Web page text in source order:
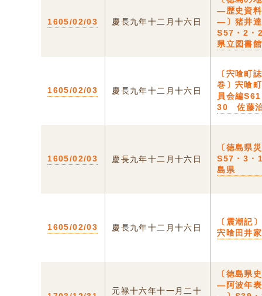
1605/02/03 慶長九年十二月十六日
―歴史資
―〕猪井
S57・2・
県立図書
1605/02/03 慶長九年十二月十六日
〔宍喰町
巻〕宍喰
員会編
30 佐藤
1605/02/03 慶長九年十二月十六日
〔徳島県
S57・3
島県
1605/02/03 慶長九年十二月十六日
〔震潮記
宍喰田井
元禄十六年十一月二十
〔徳島県
―阿波年